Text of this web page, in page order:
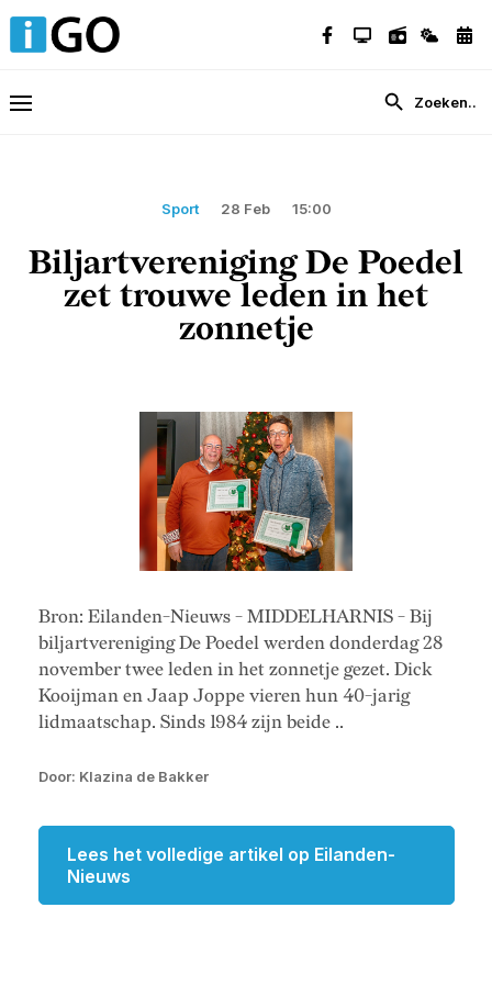
Sport 28 Feb 15:00
Biljartvereniging De Poedel
zet trouwe leden in het
zonnetje
Bron: Eilanden-Nieuws - MIDDELHARNIS - Bij
biljartvereniging De Poedel werden donderdag 28
november twee leden in het zonnetje gezet. Dick
Kooijman en Jaap Joppe vieren hun 40-jarig
lidmaatschap. Sinds 1984 zijn beide ..
Door: Klazina de Bakker
Lees het volledige artikel op Eilanden-
Nieuws